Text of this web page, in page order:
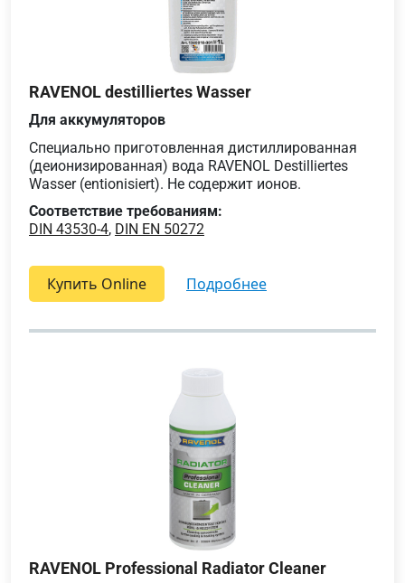
RAVENOL destilliertes Wasser
Для аккумуляторов
Специально приготовленная дистиллированная
(деионизированная) вода RAVENOL Destilliertes
Wasser (entionisiert). Не содержит ионов.
Соответствие требованиям:
DIN 43530-4, DIN EN 50272
Купить Online подробнее
RAVENOL Professional Radiator Cleaner